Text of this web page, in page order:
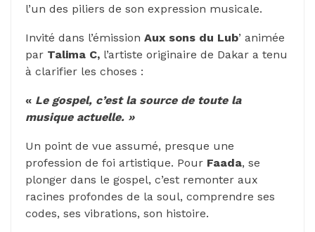
l’un des piliers de son expression musicale.
Invité dans l’émission Aux sons du Lub’ animée
par Talima C, l’artiste originaire de Dakar a tenu
à clarifier les choses :
« Le gospel, c’est la source de toute la
musique actuelle. »
Un point de vue assumé, presque une
profession de foi artistique. Pour Faada, se
plonger dans le gospel, c’est remonter aux
racines profondes de la soul, comprendre ses
codes, ses vibrations, son histoire.